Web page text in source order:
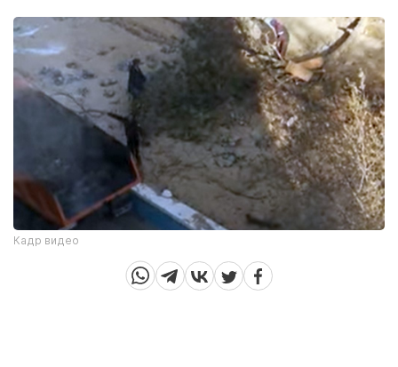
Кадр видео